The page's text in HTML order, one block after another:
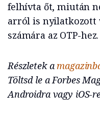
felhívta őt, miután
arról is nyilatkozott
számára az OTP-hez.
Részletek a
Töltsd le a Forbes
Androidra vagy iOS-